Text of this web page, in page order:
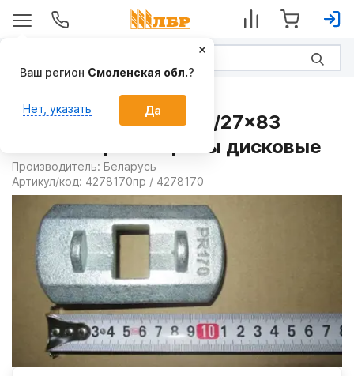
Опора пружины D110/27x83
4278170пр на Бороны дисковые
Производитель: Беларусь
Артикул/код: 4278170пр / 4278170
Ваш регион Смоленская обл.?
Нет, указать Да